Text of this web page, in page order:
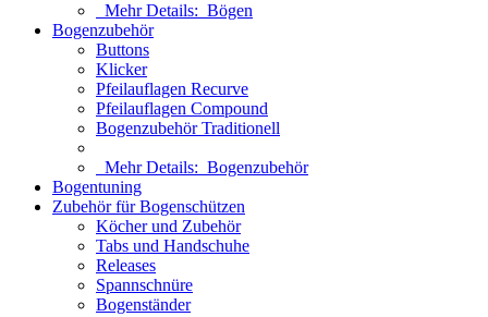
Mehr Details: Bögen
Bogenzubehör
Buttons
Klicker
Pfeilauflagen Recurve
Pfeilauflagen Compound
Bogenzubehör Traditionell
Mehr Details: Bogenzubehör
Bogentuning
Zubehör für Bogenschützen
Köcher und Zubehör
Tabs und Handschuhe
Releases
Spannschnüre
Bogenständer